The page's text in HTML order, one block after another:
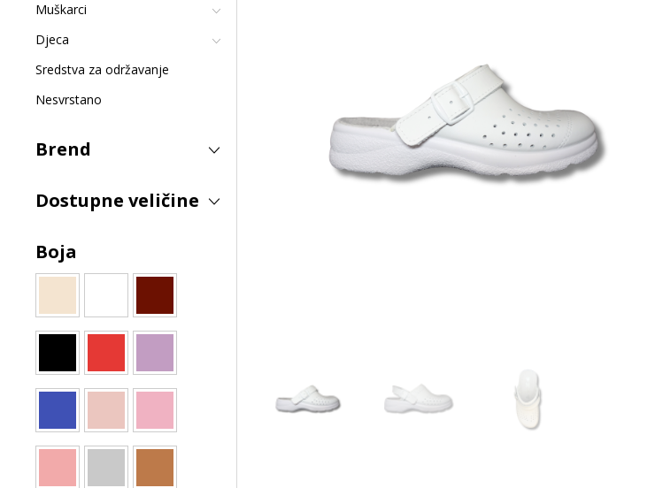
Muškarci
Djeca
Sredstva za održavanje
Nesvrstano
Brend
Dostupne veličine
Boja